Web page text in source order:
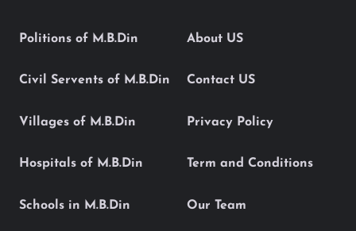
Politions of M.B.Din
Civil Servents of M.B.Din
Villages of M.B.Din
Hospitals of M.B.Din
Schools in M.B.Din
About US
Contact US
Privacy Policy
Term and Conditions
Our Team